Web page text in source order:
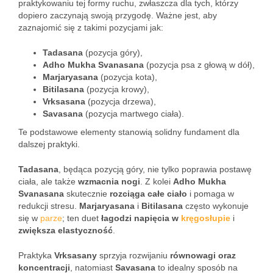
praktykowaniu tej formy ruchu, zwłaszcza dla tych, którzy
dopiero zaczynają swoją przygodę. Ważne jest, aby
zaznajomić się z takimi pozycjami jak:
Tadasana (pozycja góry),
Adho Mukha Svanasana (pozycja psa z głową w dół),
Marjaryasana (pozycja kota),
Bitilasana (pozycja krowy),
Vrksasana (pozycja drzewa),
Savasana (pozycja martwego ciała).
Te podstawowe elementy stanowią solidny fundament dla
dalszej praktyki.
Tadasana , będąca pozycją góry, nie tylko poprawia postawę
ciała, ale także wzmacnia nogi . Z kolei Adho Mukha
Svanasana skutecznie rozciąga całe ciało i pomaga w
redukcji stresu. Marjaryasana i Bitilasana często wykonuje
się w parze; ten duet łagodzi napięcia w kręgosłupie i
zwiększa elastyczność
Praktyka Vrksasany sprzyja rozwijaniu równowagi oraz
koncentracji , natomiast Savasana to idealny sposób na